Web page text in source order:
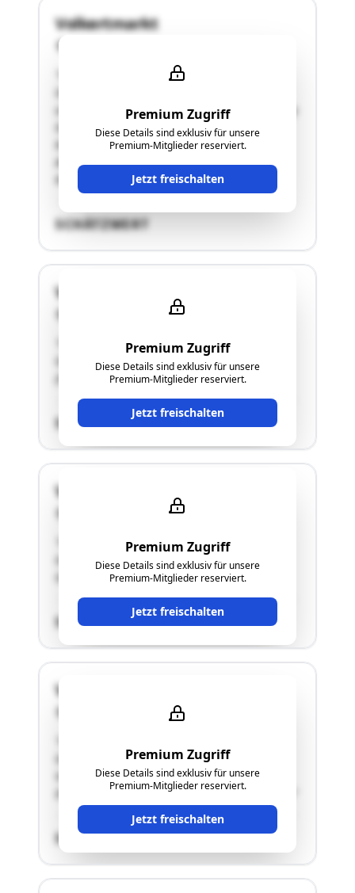
Premium Zugriff
Diese Details sind exklusiv für unsere
Premium-Mitglieder reserviert.
Jetzt freischalten
Volkertmarkt
"Freistehender , nicht unterkellerter
Gebäudekörper, eingeschossig:1 Raum, Küche
und Lagerbereich; KühlbereichFußbodenheizung-
Gastherme / Klimatisierung/
KühlsystemWassereintritte im Bodenbereich-
Abwasserproblem bei Anschluss an das
Kanalnetz- (Fettabscheider)"
SCHÄTZWERT
Premium Zugriff
Diese Details sind exklusiv für unsere
Premium-Mitglieder reserviert.
Jetzt freischalten
Volkertmarkt
"Freistehender , nicht unterkellerter
Gebäudekörper, eingeschossig2 Räume:
(Imbissstand)-Küchen Lager-Bereich"
SCHÄTZWERT
Premium Zugriff
Diese Details sind exklusiv für unsere
Premium-Mitglieder reserviert.
Jetzt freischalten
Volkertmarkt
"Freistehender , nicht unterkellerter
Gebäudekörper, eingeschossig1 Raum-
Gastronomie mit Schanigarten;"
SCHÄTZWERT
Premium Zugriff
Diese Details sind exklusiv für unsere
Premium-Mitglieder reserviert.
Jetzt freischalten
Volkertmarkt
Gebäudekörper, eingeschossig2 Räume für
Verkaufs- und Lagerzwecke/ Kühlbereich;
Elektroheizung an der Decke / Klimasplittgeräte"
SCHÄTZWERT